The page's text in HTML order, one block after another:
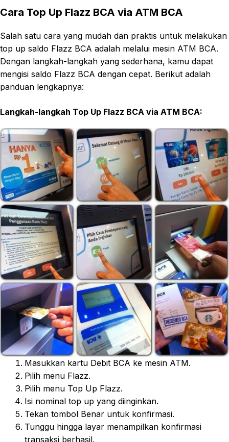
Cara Top Up Flazz BCA via ATM BCA
Salah satu cara yang mudah dan praktis untuk melakukan
top up saldo Flazz BCA adalah melalui mesin ATM BCA.
Dengan langkah-langkah yang sederhana, kamu dapat
mengisi saldo Flazz BCA dengan cepat. Berikut adalah
panduan lengkapnya:
Langkah-langkah Top Up Flazz BCA via ATM BCA:
Masukkan kartu Debit BCA ke mesin ATM.
Pilih menu Flazz.
Pilih menu Top Up Flazz.
Isi nominal top up yang diinginkan.
Tekan tombol Benar untuk konfirmasi.
Tunggu hingga layar menampilkan konfirmasi
transaksi berhasil.